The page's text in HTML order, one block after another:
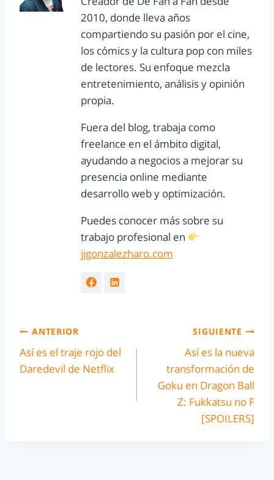
2010, donde lleva años
compartiendo su pasión por el cine,
los cómics y la cultura pop con miles
de lectores. Su enfoque mezcla
entretenimiento, análisis y opinión
propia.
Fuera del blog, trabaja como
freelance en el ámbito digital,
ayudando a negocios a mejorar su
presencia online mediante
desarrollo web y optimización.
Puedes conocer más sobre su
trabajo profesional en
jjgonzalezharo.com
ANTERIOR
Así es el traje rojo del
Daredevil de Netflix
SIGUIENTE
Así es la nueva
transformación de
Goku en Dragon Ball
Z: Fukkatsu no F
[SPOILERS]